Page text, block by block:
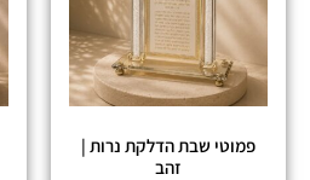
פמוטי שבת הדלקת נרות |
זהב